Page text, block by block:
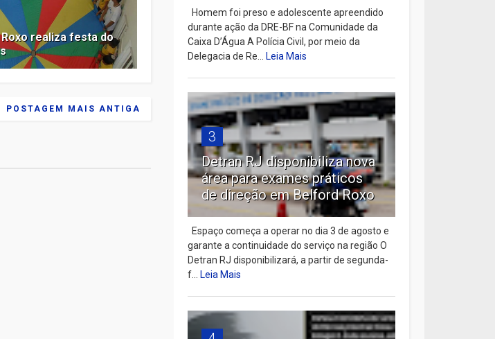
realiza festa do
POSTAGEM MAIS ANTIGA
Homem foi preso e adolescente apreendido
durante ação da DRE-BF na Comunidade da
Caixa D’Água A Polícia Civil, por meio da
Delegacia de Re...Leia Mais
3
Detran RJ disponibiliza nova
área para exames práticos
de direção em Belford Roxo
Espaço começa a operar no dia 3 de agosto e
garante a continuidade do serviço na região O
Detran RJ disponibilizará, a partir de segunda-
f...Leia Mais